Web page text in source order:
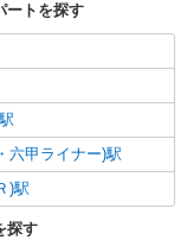
ートを探す
六甲ライナー)駅
)駅
探す